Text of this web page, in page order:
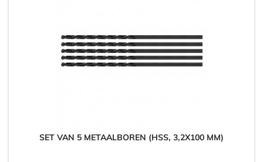
SET VAN 5 METAALBOREN (HSS, 3,2X100 MM)